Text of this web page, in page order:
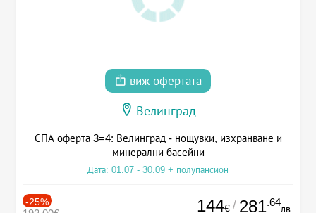
виж офертата
Велинград
СПА оферта 3=4: Велинград - нощувки, изхранване и
минерални басейни
Дата: 01.07 - 30.09 + полупансион
-25% 144€ / 281.64
лв.